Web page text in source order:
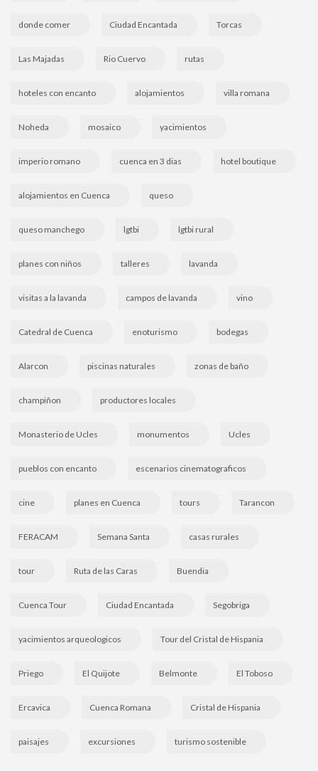
donde comer Ciudad Encantada Torcas
Las Majadas Rio Cuervo rutas
hoteles con encanto alojamientos villa romana
Noheda mosaico yacimientos
imperio romano cuenca en 3 dias hotel boutique
alojamientos en Cuenca queso
queso manchego lgtbi lgtbi rural
planes con niños talleres lavanda
visitas a la lavanda campos de lavanda vino
Catedral de Cuenca enoturismo bodegas
Alarcon piscinas naturales zonas de baño
champiñon productores locales
Monasterio de Ucles monumentos Ucles
pueblos con encanto escenarios cinematograficos
cine planes en Cuenca tours Tarancon
FERACAM Semana Santa casas rurales
tour Ruta de las Caras Buendia
Cuenca Tour Ciudad Encantada Segobriga
yacimientos arqueologicos Tour del Cristal de Hispania
Priego El Quijote Belmonte El Toboso
Ercavica Cuenca Romana Cristal de Hispania
paisajes excursiones turismo sostenible